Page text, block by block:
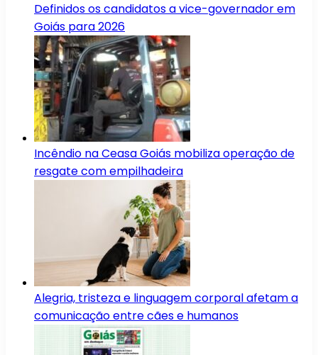
Definidos os candidatos a vice-governador em
Goiás para 2026
Incêndio na Ceasa Goiás mobiliza operação de
resgate com empilhadeira
Alegria, tristeza e linguagem corporal afetam a
comunicação entre cães e humanos